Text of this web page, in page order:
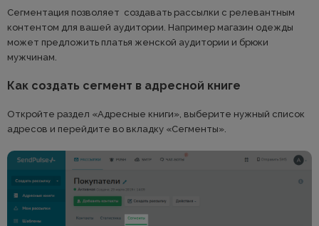
Сегментация позволяет создавать рассылки с релевантным
контентом для вашей аудитории. Например магазин одежды
может предложить платья женской аудитории и брюки
мужчинам.
Как создать сегмент в адресной книге
Откройте раздел «Адресные книги», выберите нужный список
адресов и перейдите во вкладку «Сегменты».